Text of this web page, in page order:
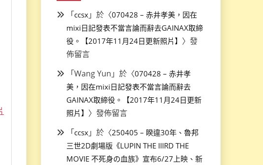
「ccsx」於〈070428 – 赤井孝美，因在
mixi日記發表不當言論而辭去GAINAX取締
役。【2017年11月24日更新照片】 〉發
佈留言
「Wang Yun 」於〈070428 – 赤井孝
美，因在mixi日記發表不當言論而辭去
GAINAX取締役。【2017年11月24日更新
照片】 〉發佈留言
「ccsx」於〈250405 – 睽違30年、魯邦
三世2D劇場版《LUPIN THE IIIRD THE
MOVIE 不死身の血族》宣布6/27上映、新